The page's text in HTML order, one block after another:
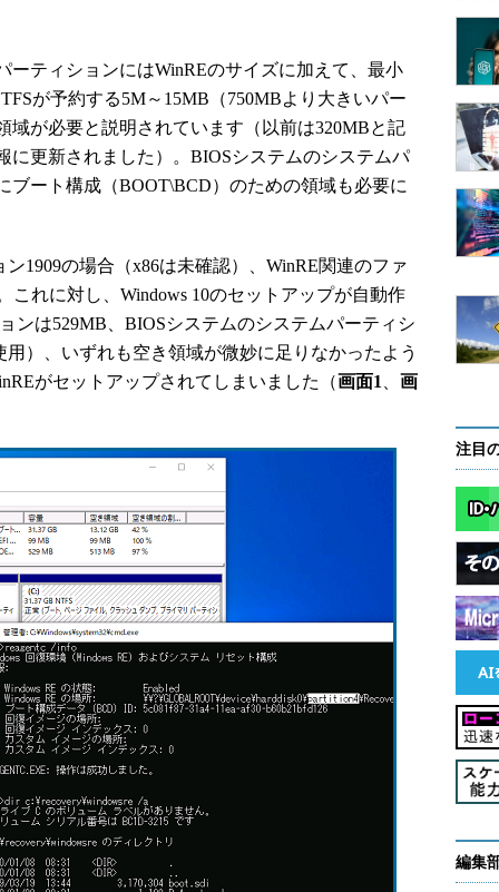
ティションにはWinREのサイズに加えて、最小
が予約する5M～15MB（750MBより大きいパー
域が必要と説明されています（以前は320MBと記
に更新されました）。BIOSシステムのシステムパ
ブート構成（BOOT\BCD）のための領域も必要に
1909の場合（x86は未確認）、WinRE関連のファ
これに対し、Windows 10のセットアップが自動作
ンは529MB、BIOSシステムのシステムパーティシ
）、いずれも空き領域が微妙に足りなかったよう
がセットアップされてしまいました（画面1 画
注目
編集